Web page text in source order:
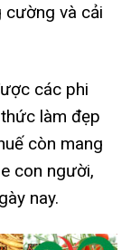
cường và cải
các phi
làm đẹp
còn mang
con người,
nay.